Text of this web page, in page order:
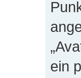
ein